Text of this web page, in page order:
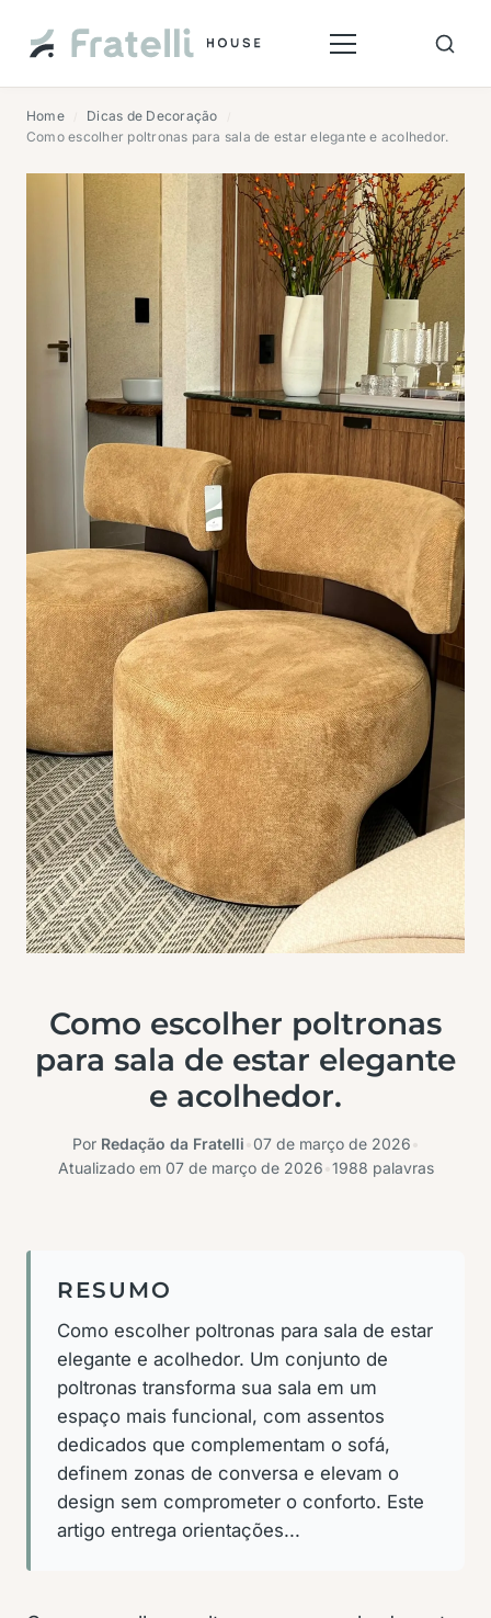
Home Dicas de Decoração
Como escolher poltronas para sala de estar elegante e acolhedor.
Como escolher poltronas
para sala de estar elegante
e acolhedor.
Por Redação da Fratelli 07 de março de 2026
Atualizado em 07 de março de 2026 1988 palavras
RESUMO
Como escolher poltronas para sala de estar
elegante e acolhedor. Um conjunto de
poltronas transforma sua sala em um
espaço mais funcional, com assentos
dedicados que complementam o sofá,
definem zonas de conversa e elevam o
design sem comprometer o conforto. Este
artigo entrega orientações...